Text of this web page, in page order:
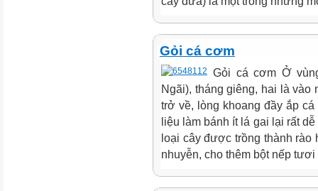
Gỏi cá cơm
Gỏi cá cơm Ở
Ngãi), tháng giêng, hai là
trở về, lòng khoang đầy ắp
liệu làm bánh ít lá gai lại rất
loại cây được trồng thành
nhuyễn, cho thêm bột nếp tươi